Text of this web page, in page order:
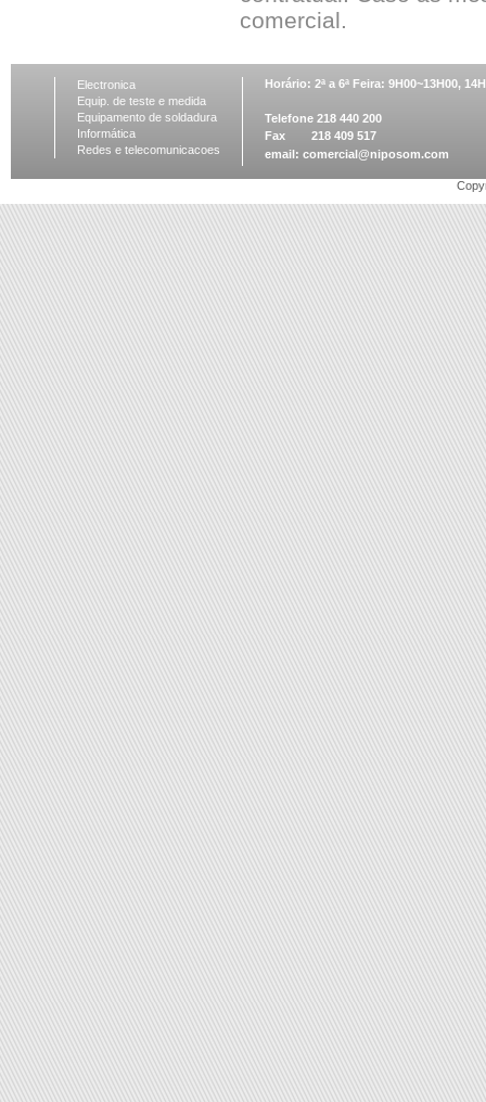
comercial.
Electronica
Equip. de teste e medida
Equipamento de soldadura
Informática
Redes e telecomunicacoes
Horário: 2ª a 6ª Feira: 9H00~13H00,
Telefone 218 440 200
Fax 218 409 517
email: comercial@niposom.com